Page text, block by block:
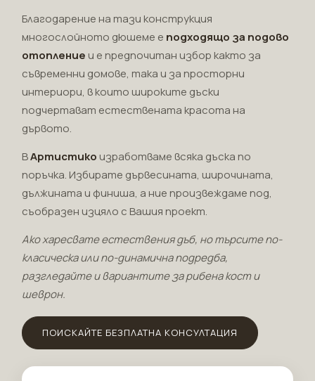
Благодарение на тази конструкция
многослойното дюшеме е подходящо за подово
отопление и е предпочитан избор както за
съвременни домове, така и за просторни
интериори, в които широките дъски
подчертават естествената красота на
дървото.
ВАртистико изработваме всяка дъска по
поръчка. Избирате дървесината, широчината,
дължината и финиша, а ние произвеждаме под,
съобразен изцяло с Вашия проект.
Ако харесвате естествения дъб, но търсите по-
класическа или по-динамична подредба,
разгледайте и вариантите зарибена кост и
шеврон.
ПОИСКАЙТЕ БЕЗПЛАТНА КОНСУЛТАЦИЯ